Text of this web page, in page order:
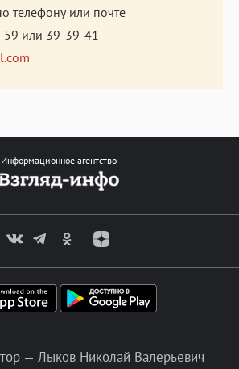
телефону или почте
59 или 39-39-41
Информационное агентство
— Лыков Николай Валерьевич